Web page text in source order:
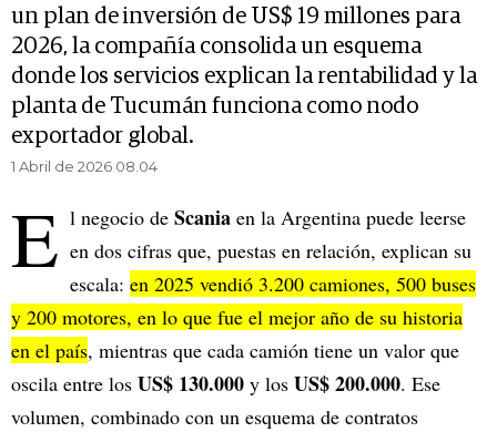
un plan de inversión de US$ 19 millones para
2026, la compañía consolida un esquema
donde los servicios explican la rentabilidad y la
planta de Tucumán funciona como nodo
exportador global.
1 Abril de 2026 08.04
E l negocio de Scania en la Argentina puede leerse
en dos cifras que, puestas en relación, explican su
escala: en 2025 vendió 3.200 camiones, 500 buses
y 200 motores, en lo que fue el mejor año de su historia
en el país, mientras que cada camión tiene un valor que
oscila entre los US$ 130.000 y los US$ 200.000. Ese
volumen, combinado con un esquema de contratos